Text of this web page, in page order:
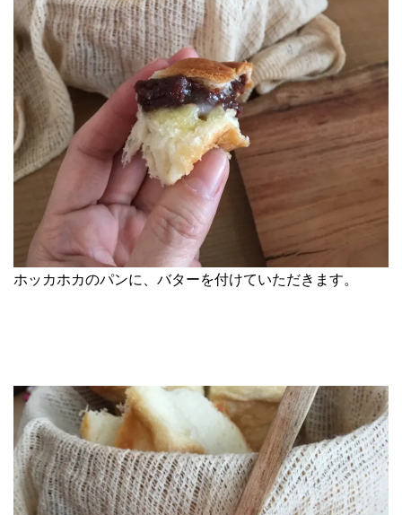
ホッカホカのパンに、バターを付けていただきます。